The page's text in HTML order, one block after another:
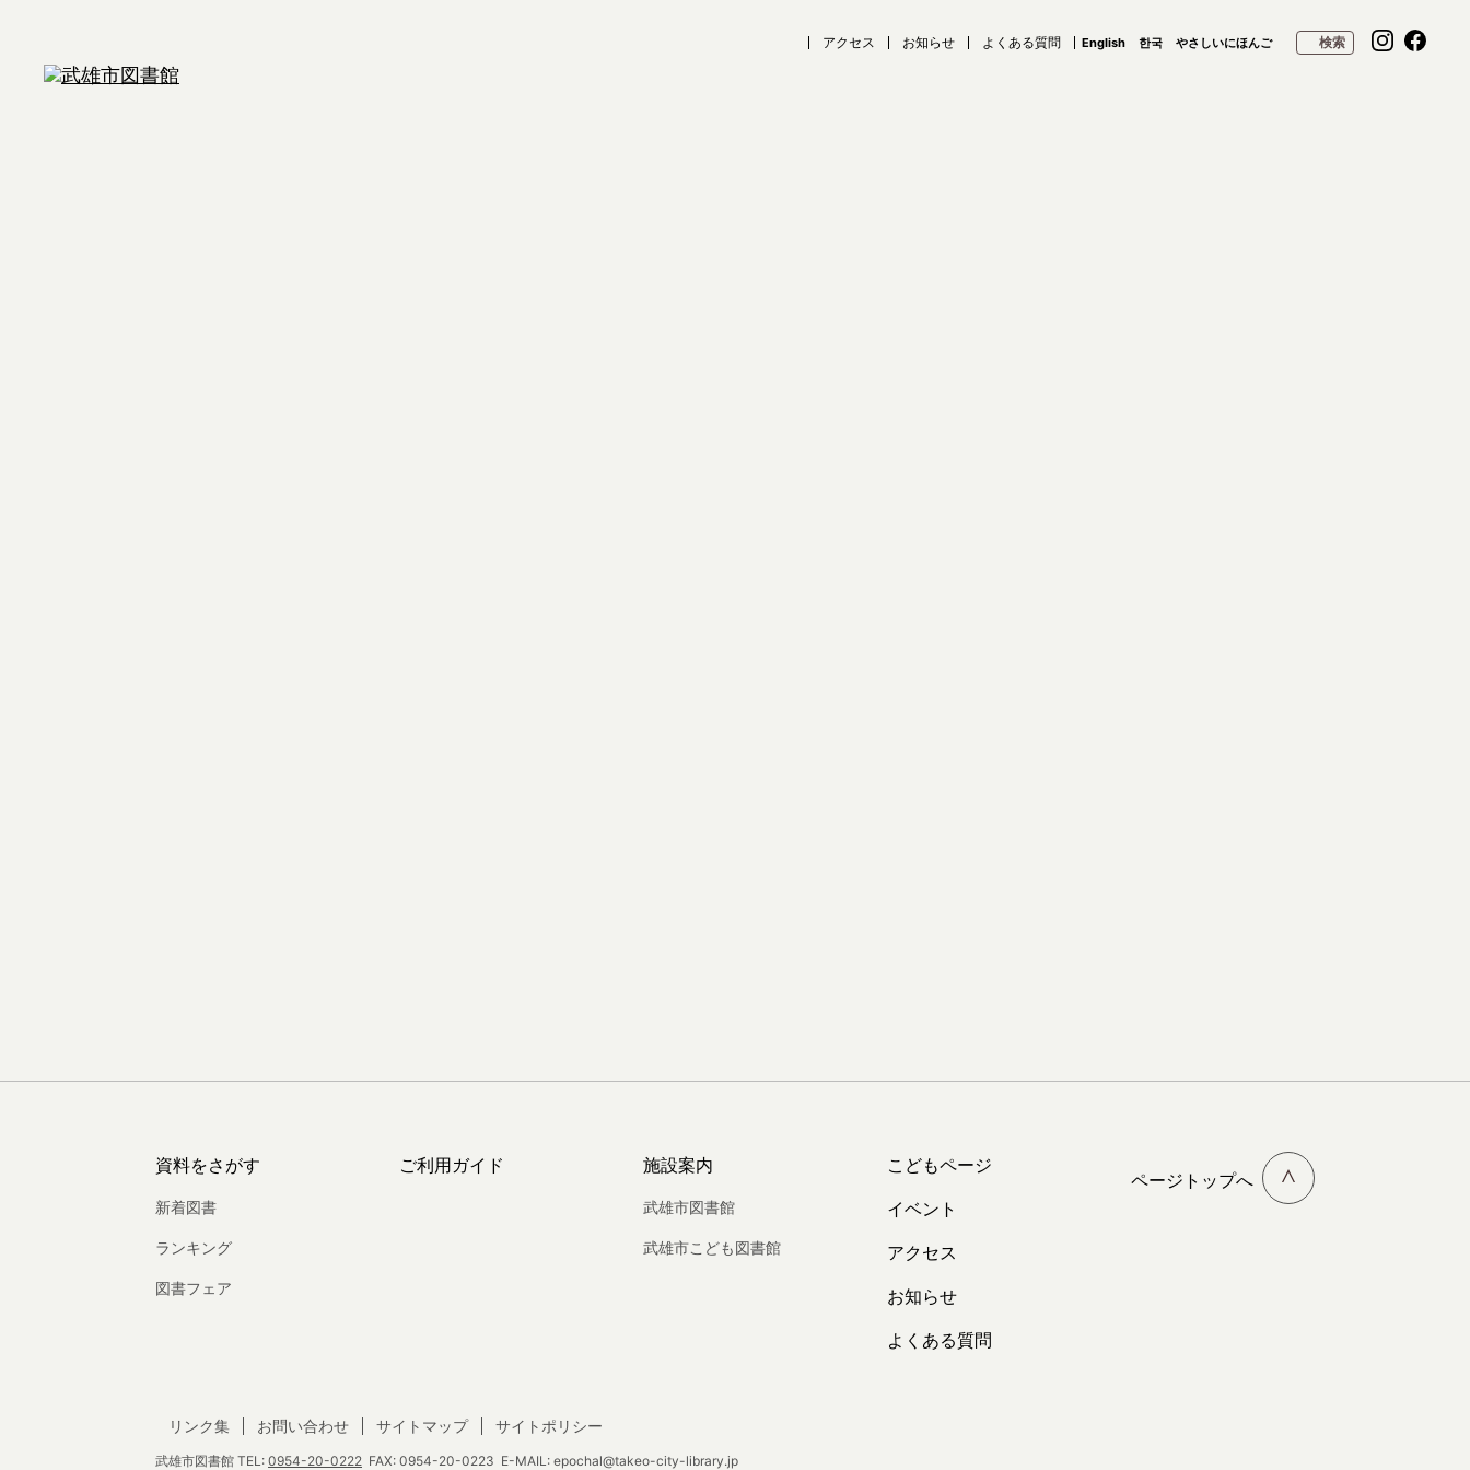
アクセス お知らせ よくある質問 English 한국 やさしいにほんご 検索
資料をさがす
新着図書
ランキング
図書フェア
ご利用ガイド 施設案内
武雄市図書館
武雄市こども図書館
こどもページ
イベント
アクセス
お知らせ
よくある質問
ページトップへ
武雄市図書館 TEL: 0954-20-0222 FAX: 0954-20-0223 E-MAIL: epochal@takeo-city-library.jp
リンク集 お問い合わせ サイトマップ サイトポリシー